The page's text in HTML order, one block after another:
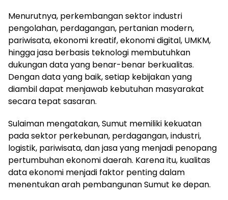
Menurutnya, perkembangan sektor industri
pengolahan, perdagangan, pertanian modern,
pariwisata, ekonomi kreatif, ekonomi digital, UMKM,
hingga jasa berbasis teknologi membutuhkan
dukungan data yang benar-benar berkualitas.
Dengan data yang baik, setiap kebijakan yang
diambil dapat menjawab kebutuhan masyarakat
secara tepat sasaran.
Sulaiman mengatakan, Sumut memiliki kekuatan
pada sektor perkebunan, perdagangan, industri,
logistik, pariwisata, dan jasa yang menjadi penopang
pertumbuhan ekonomi daerah. Karena itu, kualitas
data ekonomi menjadi faktor penting dalam
menentukan arah pembangunan Sumut ke depan.